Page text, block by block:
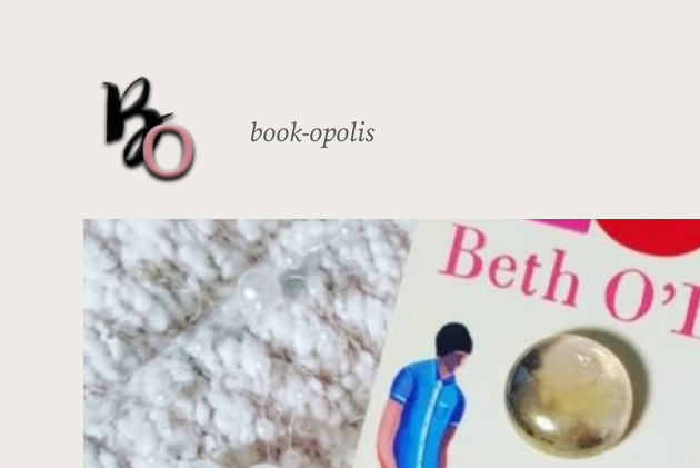
springen
book-opolis